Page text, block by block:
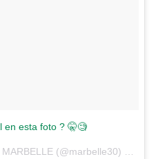
en esta foto ? 🤫🧐